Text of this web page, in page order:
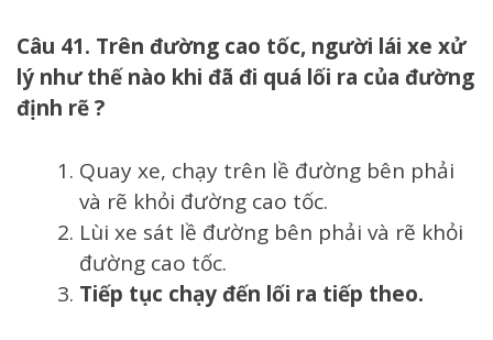
Câu 41. Trên đường cao tốc, người lái xe xử
lý như thế nào khi đã đi quá lối ra của đường
định rẽ ?
Quay xe, chạy trên lề đường bên phải
và rẽ khỏi đường cao tốc.
Lùi xe sát lề đường bên phải và rẽ khỏi
đường cao tốc.
Tiếp tục chạy đến lối ra tiếp theo.